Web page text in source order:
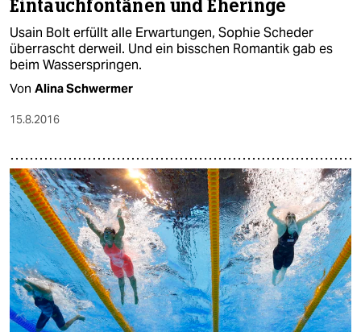
Eintauchfontänen und Eheringe
Usain Bolt erfüllt alle Erwartungen, Sophie Scheder
überrascht derweil. Und ein bisschen Romantik gab es
beim Wasserspringen.
Von Alina Schwermer
15.8.2016